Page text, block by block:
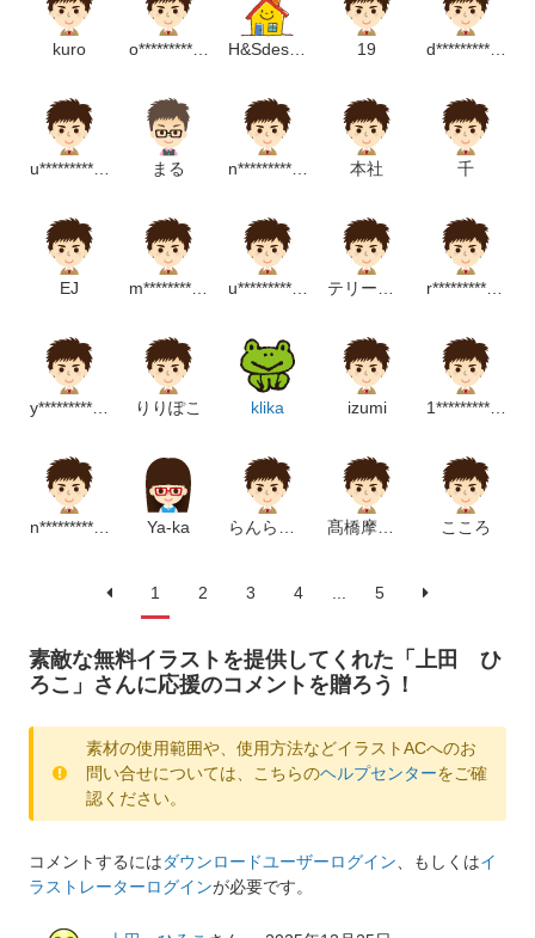
kuro o********************m H&Sdesign 19 d**********************m
u************************p まる n********************m 本社 千
EJ m*****************************m u***********************p テリーマン r***********************p
y************************p りりぽこ klika izumi 1*****************p
n****************************p Ya-ka らんらんらん 髙橋摩利愛 こころ
1 2 3 4 5
素敵な無料イラストを提供してくれた「上田 ひ
ろこ」さんに応援のコメントを贈ろう！
素材の使用範囲や、使用方法などイラストACへのお
問い合せについては、こちらのヘルプセンターをご確
認ください。
コメントするにはダウンロードユーザーログイン 、もしくはイ
ラストレーターログインが必要です。